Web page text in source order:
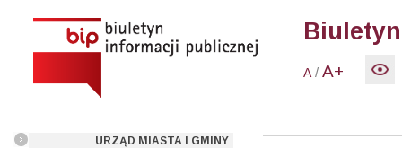
-A /A+
URZĄD MIASTA I GMINY